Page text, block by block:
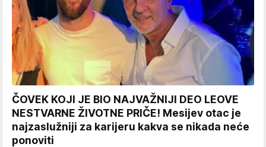
ČOVEK KOJI JE BIO NAJVAŽNIJI DEO LEOVE
NESTVARNE ŽIVOTNE PRIČE! Mesijev otac je
najzaslužniji za karijeru kakva se nikada neće
ponoviti